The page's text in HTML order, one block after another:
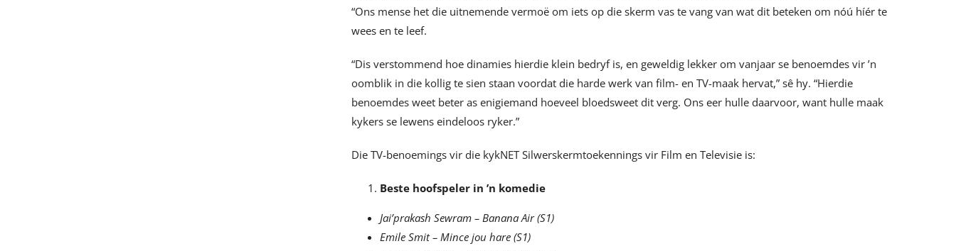
“Ons mense het die uitnemende vermoë om iets op die skerm vas te vang van wat dit beteken om nóú híér te
wees en te leef.
“Dis verstommend hoe dinamies hierdie klein bedryf is, en geweldig lekker om vanjaar se benoemdes vir ’n
oomblik in die kollig te sien staan voordat die harde werk van film- en TV-maak hervat,” sê hy. “Hierdie
benoemdes weet beter as enigiemand hoeveel bloedsweet dit verg. Ons eer hulle daarvoor, want hulle maak
kykers se lewens eindeloos ryker.”
Die TV-benoemings vir die kykNET Silwerskermtoekennings vir Film en Televisie is:
Beste hoofspeler in ’n komedie
Jai’prakash Sewram – Banana Air (S1)
Emile Smit – Mince jou hare (S1)